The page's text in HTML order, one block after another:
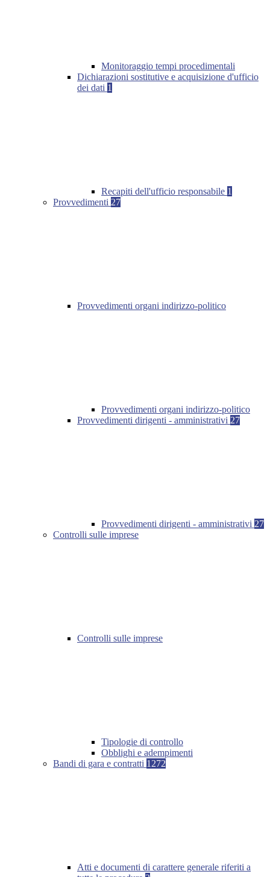
Monitoraggio tempi procedimentali
Dichiarazioni sostitutive e acquisizione d'ufficio
dei dati 1
Recapiti dell'ufficio responsabile 1
Provvedimenti 27
Provvedimenti organi indirizzo-politico
Provvedimenti organi indirizzo-politico
Provvedimenti dirigenti - amministrativi 27
Provvedimenti dirigenti - amministrativi 27
Controlli sulle imprese
Controlli sulle imprese
Tipologie di controllo
Obblighi e adempimenti
Bandi di gara e contratti 1272
Atti e documenti di carattere generale riferiti a